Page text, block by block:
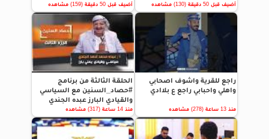
أضيف قبل 50 دقيقة (130) مشاهده أضيف قبل 50 دقيقة (159) مشاهده
راجع للقرية واشوف اصحابي
واهلي واحبابي راجع ع بلاادي
منذ 13 ساعة (278) مشاهده
الحلقة الثالثة من برنامج
#حصاد_السنين مع السياسي
والقيادي البارز عبده الجندي
منذ 14 ساعة (317) مشاهده